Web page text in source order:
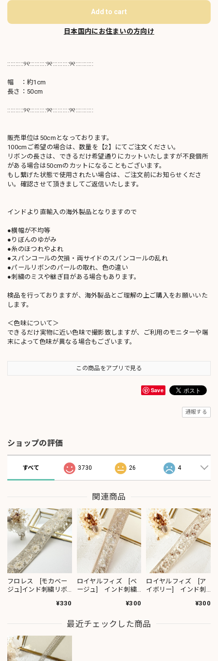
Add to cart
日本国内にお住まいの方向け
::::::::::୨୧::::::::::୨୧::::::::::୨୧:::::::::::
幅 ：約1cm
長さ：50cm
::::::::::୨୧::::::::::୨୧::::::::::୨୧:::::::::::
販売単位は50cmとなっております。
100cmご希望の場合は、数量を【2】にてご注文ください。
リボンの長さは、できるだけ希望通りにカットいたしますが不良個所
がある場合は50cmのカットになることもございます。
もし繋げた状態で使用されたい場合は、ご注文前にお知らせくださ
い。確認させて頂きましてご返信いたします。
インドより直輸入の海外製品となりますので
●横幅が不均等
●りぼんのゆがみ
●糸のほつれやよれ
●スパンコールの欠損・両サイドのスパンコールの乱れ
●パールリボンのパールの取れ、色の違い
●刺繍のミスや継ぎ目がある場合もあります。
検品を行っておりますが、海外製品とご理解の上ご購入をお願いいた
します。
＜色味について＞
できるだけ実物に近い色味で撮影致しますが、ご利用のモニターや端
末によって色味が異なる場合もございます。
この商品をアプリで見る
Save
通報する
ショップの評価
すべて 3730 26 4
関連商品
フロレス [モカベー
ジュ]インド刺繍リボ
¥330
ロイヤルフィズ [ベ
ージュ] インド刺繍
¥300
ロイヤルフィズ [ア
イボリー] インド刺
¥300
最近チェックした商品